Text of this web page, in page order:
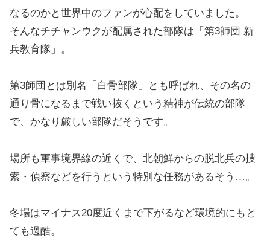
なるのかと世界中のファンが心配をしていました。
そんなチチャンウクが配属された部隊は「第3師団 新
兵教育隊」。
第3師団とは別名「白骨部隊」とも呼ばれ、その名の
通り骨になるまで戦い抜くという精神が伝統の部隊
で、かなり厳しい部隊だそうです。
場所も軍事境界線の近くで、北朝鮮からの脱北兵の捜
索・偵察などを行うという特別な任務があるそう…。
冬場はマイナス20度近くまで下がるなど環境的にもと
ても過酷。